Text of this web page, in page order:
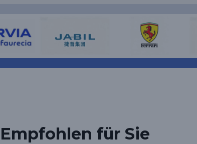
Empfohlen für Sie